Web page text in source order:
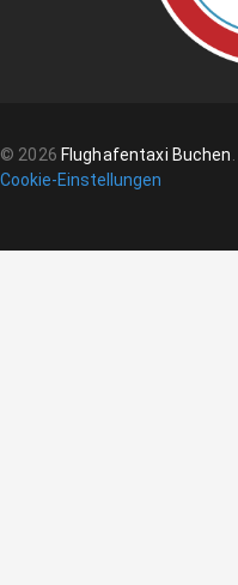
© 2026 Flughafentaxi Buchen.
Cookie-Einstellungen